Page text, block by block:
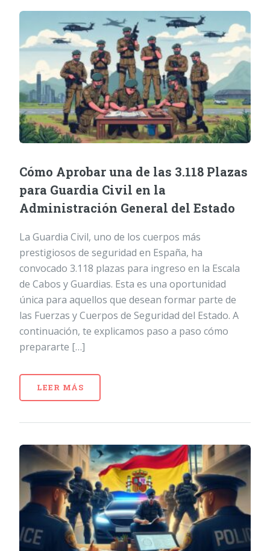
Cómo Aprobar una de las 3.118 Plazas
para Guardia Civil en la
Administración General del Estado
La Guardia Civil, uno de los cuerpos más
prestigiosos de seguridad en España, ha
convocado 3.118 plazas para ingreso en la Escala
de Cabos y Guardias. Esta es una oportunidad
única para aquellos que desean formar parte de
las Fuerzas y Cuerpos de Seguridad del Estado. A
continuación, te explicamos paso a paso cómo
prepararte […]
LEER MÁS